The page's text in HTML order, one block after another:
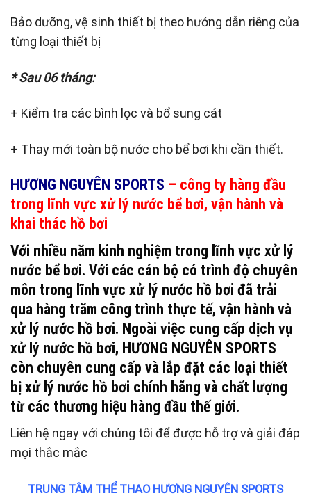
Bảo dưỡng, vệ sinh thiết bị theo hướng dẫn riêng của
từng loại thiết bị
* Sau 06 tháng:
+ Kiểm tra các bình lọc và bổ sung cát
+ Thay mới toàn bộ nước cho bể bơi khi cần thiết.
HƯƠNG NGUYÊN SPORTS – công ty hàng đầu
trong lĩnh vực xử lý nước bể bơi, vận hành và
khai thác hồ bơi
Với nhiều năm kinh nghiệm trong lĩnh vực xử lý
nước bể bơi. Với các cán bộ có trình độ chuyên
môn trong lĩnh vực xử lý nước hồ bơi đã trải
qua hàng trăm công trình thực tế, vận hành và
xử lý nước hồ bơi. Ngoài việc cung cấp dịch vụ
xử lý nước hồ bơi, HƯƠNG NGUYÊN SPORTS
còn chuyên cung cấp và lắp đặt các loại thiết
bị xử lý nước hồ bơi chính hãng và chất lượng
từ các thương hiệu hàng đầu thế giới.
Liên hệ ngay với chúng tôi để được hỗ trợ và giải đáp
mọi thắc mắc
TRUNG TÂM THỂ THAO HƯƠNG NGUYÊN SPORTS